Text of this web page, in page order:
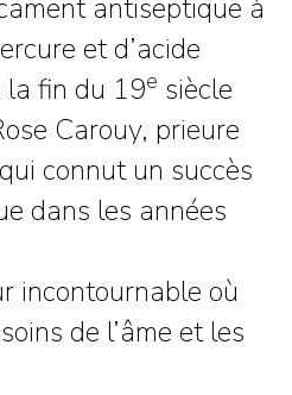
antiseptique à
et d’acide
la fin du 19e siècle
Carouy, prieure
connut un succès
dans les années
incontournable où
de l’âme et les